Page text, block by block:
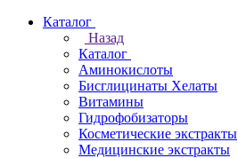
Каталог
Назад
Каталог
Аминокислоты
Бисглицинаты Хелаты
Витамины
Гидрофобизаторы
Косметические экстракты
Медицинские экстракты